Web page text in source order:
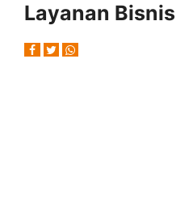
Layanan Bisnis